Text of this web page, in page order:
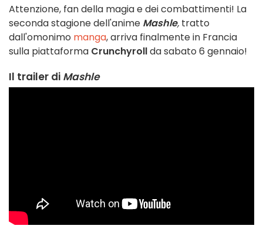
Attenzione, fan della magia e dei combattimenti! La
seconda stagione dell'anime Mashle, tratto
dall'omonimo manga, arriva finalmente in Francia
sulla piattaforma Crunchyrollda sabato 6 gennaio!
Il trailer di Mashle